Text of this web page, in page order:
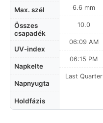
Max. szél
Összes
csapadék
UV-index
Napkelte
Napnyugta
Holdfázis
6.6 mm
10.0
06:09 AM
06:15 PM
Last Quarter